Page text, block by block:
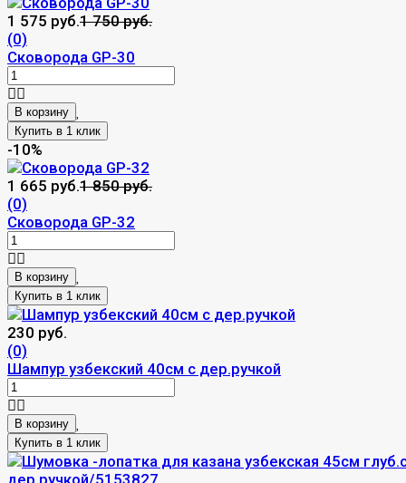
1 575 руб.1 750 руб.
(0)
Сковорода GP-30
В корзину
-10%
1 665 руб.1 850 руб.
(0)
Сковорода GP-32
В корзину
230 руб.
(0)
Шампур узбекский 40см с дер.ручкой
В корзину